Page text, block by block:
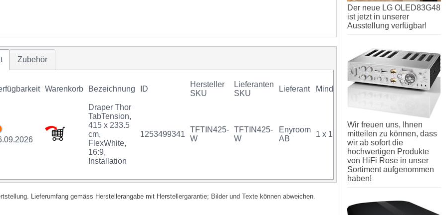
Zubehör
Warenkorb Bezeichnung ID
Hersteller
SKU
Lieferanten
SKU
Lieferant Mindestkauf GTIN
Draper Thor
TabTension,
415 x 233.5
cm,
FlexWhite,
16:9,
Installation
1253499341
TFTIN425-
W
TFTIN425-
W
Enyroom
AB
1 x 1 Stück 07340034715963
Lieferumfang gemäss Herstellerangabe mit Herstellergarantie; Bilder und Texte können abweichen.
Der neue LG OLED83G48
ist jetzt in unserer
Ausstellung verfügbar!
Wir freuen uns, Ihnen
mitteilen zu können, dass
wir ab sofort die
hochwertigen Produkte
von HiFi Rose in unser
Sortiment aufgenommen
haben!